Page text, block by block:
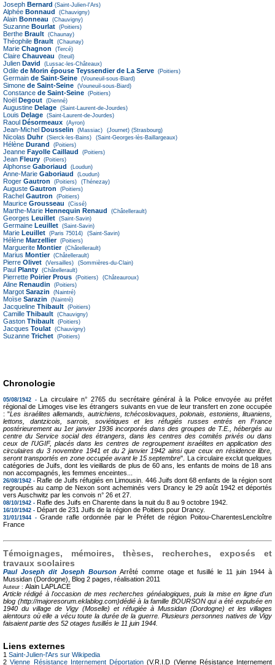
Joseph Bernard (Saint-Julien-l'Ars)
Alphée Bonnaud (Chauvigny)
Alain Bonneau (Chauvigny)
Suzanne Bourlat (Poitiers)
Berthe Brault (Chaunay)
Théophile Brault (Chaunay)
Marie Chagnon (Tercé)
Claire Chauveau (Iteuil)
Julien David (Lussac-les-Châteaux)
Odile de Morin épouse Teyssendier de La Serve (Poitiers)
Germain de Saint-Seine (Vouneuil-sous-Biard)
Simone de Saint-Seine (Vouneuil-sous-Biard)
Constance de Saint-Seine (Poitiers)
Noël Degout (Dienné)
Augustine Delage (Saint-Laurent-de-Jourdes)
Louis Delage (Saint-Laurent-de-Jourdes)
Raoul Désormeaux (Ayron)
Jean-Michel Dousselin (Massiac) (Journet) (Strasbourg)
Nicolas Duhr (Sierck-les-Bains) (Saint-Georges-lès-Baillargeaux)
Hélène Durand (Poitiers)
Jeanne Fayolle Caillaud (Poitiers)
Jean Fleury (Poitiers)
Alphonse Gaboriaud (Loudun)
Anne-Marie Gaboriaud (Loudun)
Roger Gautron (Poitiers) (Thénezay)
Auguste Gautron (Poitiers)
Rachel Gautron (Poitiers)
Maurice Grousseau (Cissé)
Marthe-Marie Hennequin Renaud (Châtellerault)
Georges Leuillet (Saint-Savin)
Germaine Leuillet (Saint-Savin)
Marie Leuillet (Paris 75014) (Saint-Savin)
Hélène Marzellier (Poitiers)
Marguerite Montier (Châtellerault)
Marius Montier (Châtellerault)
Pierre Olivet (Versailles) (Sommières-du-Clain)
Paul Planty (Châtellerault)
Pierrette Poirier Prous (Poitiers) (Châteauroux)
Aline Renaudin (Poitiers)
Margot Sarazin (Naintré)
Moïse Sarazin (Naintré)
Jacqueline Thibault (Poitiers)
Camille Thibault (Chauvigny)
Gaston Thibault (Poitiers)
Jacques Toulat (Chauvigny)
Suzanne Trichet (Poitiers)
Chronologie
05/08/1942 - La circulaire n° 2765 du secrétaire général à la Police envoyée au préfet
régional de Limoges vise les étrangers suivants en vue de leur transfert en zone occupée
: "Les israélites allemands, autrichiens, tchécoslovaques, polonais, estoniens, lituaniens,
lettons, dantzicois, sarrois, soviétiques et les réfugiés russes entrés en France
postérieurement au 1er janvier 1936 incorporés dans des groupes de T.E., hébergés au
centre du Service social des étrangers, dans les centres des comités privés ou dans
ceux de l'UGIF, placés dans les centres de regroupement israélites en application des
circulaires du 3 novembre 1941 et du 2 janvier 1942 ainsi que ceux en résidence libre,
seront transportés en zone occupée avant le 15 septembre". La circulaire exclut quelques
catégories de Juifs, dont les vieillards de plus de 60 ans, les enfants de moins de 18 ans
non accompagnés, les femmes enceintes...
26/08/1942 - Rafle de Juifs réfugiés en Limousin. 446 Juifs dont 68 enfants de la région sont
regroupés au camp de Nexon sont acheminés vers Drancy le 29 août 1942 et déportés
vers Auschwitz par les convois n° 26 et 27.
08/10/1942 - Rafle des Juifs en Charente dans la nuit du 8 au 9 octobre 1942.
16/10/1942 - Départ de 231 Juifs de la région de Poitiers pour Drancy.
31/01/1944 - Grande rafle ordonnée par le Préfet de région Poitou-CharentesLencloître
France
Témoignages, mémoires, thèses, recherches, exposés et
travaux scolaires
Paul Joseph dit Joseph Bourson Arrêté comme otage et fusillé le 11 juin 1944 à
Mussidan (Dordogne), Blog 2 pages, réalisation 2011
Auteur : Alain LAPLACE
Article rédigé à l'occasion de mes recherches généalogiques, puis la mise en ligne d'un
blog (http://majoresorum.eklablog.com)dédié à la famille BOURSON qui a été expulsée en
1940 du village de Vigy (Moselle) et réfugiée à Mussidan (Dordogne) et les villages
alentours où elle a vécu toute la durée de la guerre. Plusieurs personnes natives de Vigy
faisaient partie des 52 otages fusillés le 11 juin 1944.
Liens externes
1 Saint-Julien-l'Ars sur Wikipedia
2Vienne Résistance Internement Déportation (V.R.I.D (Vienne Résistance Internement